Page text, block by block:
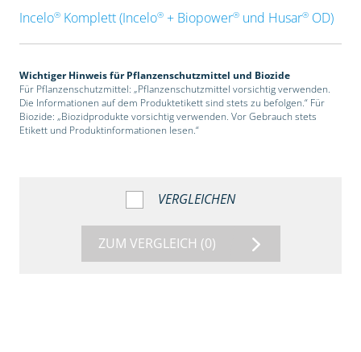
Incelo®Komplett (Incelo®+ Biopower®und Husar®OD)
Wichtiger Hinweis für Pflanzenschutzmittel und Biozide
Für Pflanzenschutzmittel: „Pflanzenschutzmittel vorsichtig verwenden.
Die Informationen auf dem Produktetikett sind stets zu befolgen.“ Für
Biozide: „Biozidprodukte vorsichtig verwenden. Vor Gebrauch stets
Etikett und Produktinformationen lesen.“
VERGLEICHEN
ZUM VERGLEICH (0)